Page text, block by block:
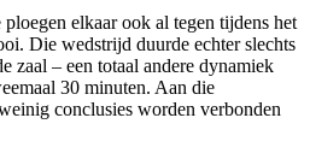
elkaar ook al tegen tijdens het
Die wedstrijd duurde echter slechts
zaal – een totaal andere dynamiek
30 minuten. Aan die
conclusies worden verbonden